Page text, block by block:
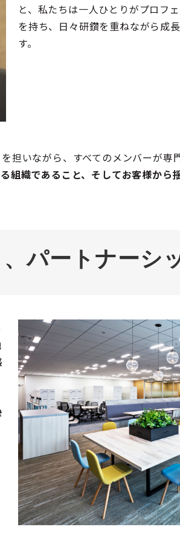
と、私たちは一人ひとりがプロフ
を持ち、日々研鑽を重ねながら成
す。
担いながら、すべてのメンバーが専
組織であること、そしてお客様から
パートナーシ